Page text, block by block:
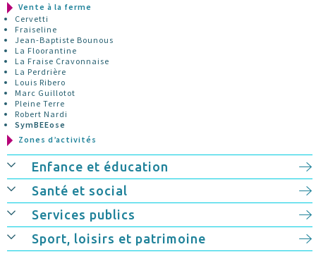
Vente à la ferme
Cervetti
Fraiseline
Jean-Baptiste Bounous
La Floorantine
La Fraise Cravonnaise
La Perdrière
Louis Ribero
Marc Guillotot
Pleine Terre
Robert Nardi
SymBEEose
Zones d’activités
Enfance et éducation
Santé et social
Services publics
Sport, loisirs et patrimoine